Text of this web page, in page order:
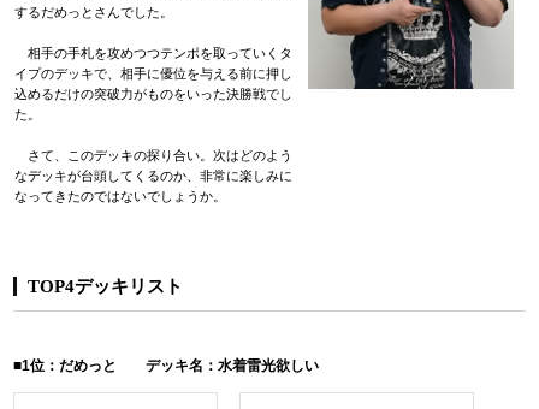
するだめっとさんでした。
相手の手札を攻めつつテンポを取っていくタ
イプのデッキで、相手に優位を与える前に押し
込めるだけの突破力がものをいった決勝戦でし
た。
さて、このデッキの探り合い。次はどのよう
なデッキが台頭してくるのか、非常に楽しみに
なってきたのではないでしょうか。
TOP4デッキリスト
■1位：だめっと デッキ名：水着雷光欲しい